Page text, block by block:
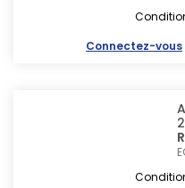
Connectez-vous